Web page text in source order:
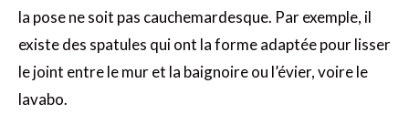
la pose ne soit pas cauchemardesque. Par exemple, il
existe des spatules qui ont la forme adaptée pour lisser
le joint entre le mur et la baignoire ou l’évier, voire le
lavabo.